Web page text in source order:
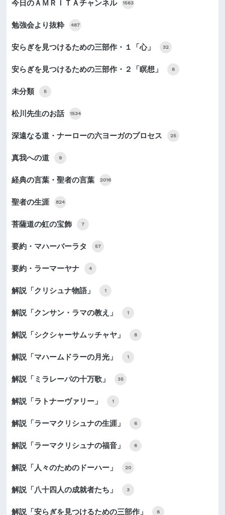
今日のＡＭＲＩＴＡチャンネル 1563
勉強会より抜粋 487
安らぎを見つけるための三部作・１「心」 32
安らぎを見つけるための三部作・２「瞑想」 6
未分類 5
松川先生のお話 1534
深遠なる道・ナーローの六ヨーガのプロセス 25
真我への道 9
経典の言葉・聖者の言葉 2016
聖者の生涯 824
菩薩道の虹の宝飾 7
要約・マハーバーラタ 57
要約・ラーマーヤナ 4
解説「クリシュナ物語」 1
解説「クンサン・ラマの教え」 1
解説「シクシャーサムッチャヤ」 8
解説「マハームドラーの月光」 1
解説「ミラレーパの十万歌」 35
解説「ラトナーヴァリー」 1
解説「ラーマクリシュナの生涯」 6
解説「ラーマクリシュナの福音」 6
解説「人々のためのドーハー」 20
解説「八十四人の成就者たち」 3
解説「安らぎを見つけるための三部作」 6